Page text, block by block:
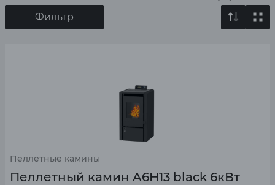
Фильтр
Пеллетные камины
Пеллетный камин A6H13 black 6кВт